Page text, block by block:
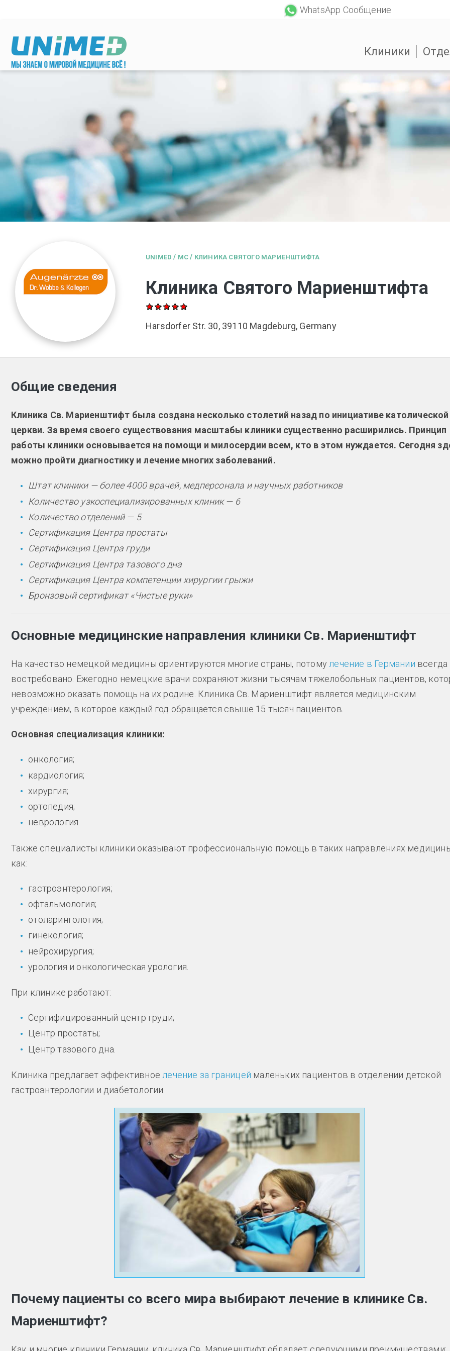
WhatsApp Сообщение
Клиники
UNIMED / MC / КЛИНИКА СВЯТОГО МАРИЕНШТИФТА
Клиника Святого Мариенштифта
Harsdorfer Str. 30, 39110 Magdeburg, Germany
Общие сведения
Клиника Св. Мариенштифт была создана несколько столетий назад по инициативе католической
церкви. За время своего существования масштабы клиники существенно расширились. Принцип
работы клиники основывается на помощи и милосердии всем, кто в этом нуждается. Сегодня
можно пройти диагностику и лечение многих заболеваний.
Штат клиники — более 4000 врачей, медперсонала и научных работников
Количество узкоспециализированных клиник — 6
Количество отделений — 5
Сертификация Центра простаты
Сертификация Центра груди
Сертификация Центра тазового дна
Сертификация Центра компетенции хирургии грыжи
Бронзовый сертификат «Чистые руки»
Основные медицинские направления клиники Св. Мариенштифт
На качество немецкой медицины ориентируются многие страны, потомулечение в Германии всегда
востребовано. Ежегодно немецкие врачи сохраняют жизни тысячам тяжелобольных пациентов,
невозможно оказать помощь на их родине. Клиника Св. Мариенштифт является медицинским
учреждением, в которое каждый год обращается свыше 15 тысяч пациентов.
Основная специализация клиники:
онкология;
кардиология;
хирургия;
ортопедия;
неврология.
Также специалисты клиники оказывают профессиональную помощь в таких направлениях
как:
гастроэнтерология;
офтальмология;
отоларингология;
гинекология;
нейрохирургия;
урология и онкологическая урология.
При клинике работают:
Сертифицированный центр груди;
Центр простаты;
Центр тазового дна.
Клиника предлагает эффективное лечение за границей маленьких пациентов в отделении детской
гастроэнтерологии и диабетологии.
Почему пациенты со всего мира выбирают лечение в клинике Св.
Мариенштифт?